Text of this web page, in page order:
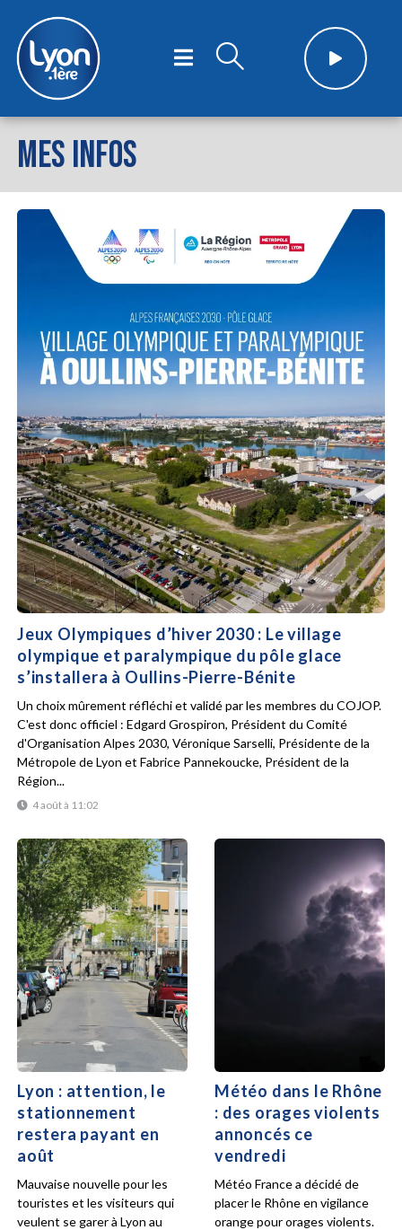
MES INFOS
Jeux Olympiques d’hiver 2030 : Le village
olympique et paralympique du pôle glace
s’installera à Oullins-Pierre-Bénite
4 août à 11:02
Un choix mûrement réfléchi et validé par les membres du COJOP.
C'est donc officiel : Edgard Grospiron, Président du Comité
d'Organisation Alpes 2030, Véronique Sarselli, Présidente de la
Métropole de Lyon et Fabrice Pannekoucke, Président de la
Région...
Lyon : attention, le
stationnement
restera payant en
août
Mauvaise nouvelle pour les
touristes et les visiteurs qui
veulent se garer à Lyon au
Météo dans le Rhône
: des orages violents
annoncés ce
vendredi
Météo France a décidé de
placer le Rhône en vigilance
orange pour orages violents.